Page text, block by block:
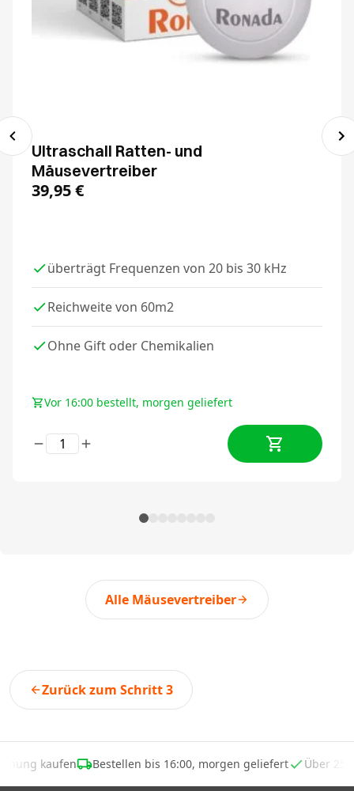
Ultraschall Ratten- und
Mäusevertreiber
39,95€
überträgt Frequenzen von 20 bis 30 kHz
Reichweite von 60m2
Ohne Gift oder Chemikalien
Vor 16:00 bestellt, morgen geliefert
Alle Mäusevertreiber
Zurück zum Schritt 3
kaufen Bestellen bis 16:00, morgen geliefert Über